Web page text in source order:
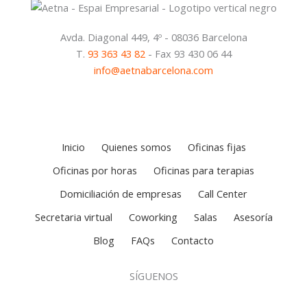
Avda. Diagonal 449, 4º - 08036 Barcelona
T. 93 363 43 82 - Fax 93 430 06 44
info@aetnabarcelona.com
Inicio Quienes somos
Oficinas fijas
Oficinas por horas
Oficinas para terapias
Domiciliación de empresas
Call Center
Secretaria virtual
Coworking Salas
Asesoría
Blog
FAQs Contacto
SÍGUENOS